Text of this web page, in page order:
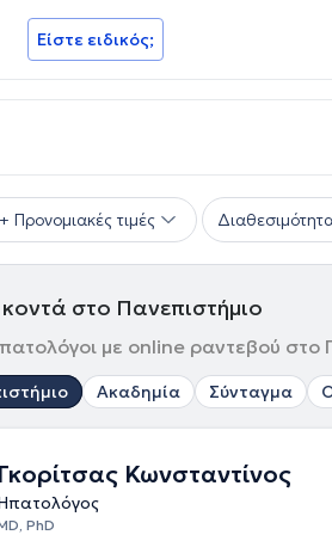
Είστε ειδικός;
Προνομιακές τιμές
στο Πανεπιστήμιο
με online ραντεβού στο
Ακαδημία Σύνταγμα
Γκορίτσας Κωνσταντίνος
PhD